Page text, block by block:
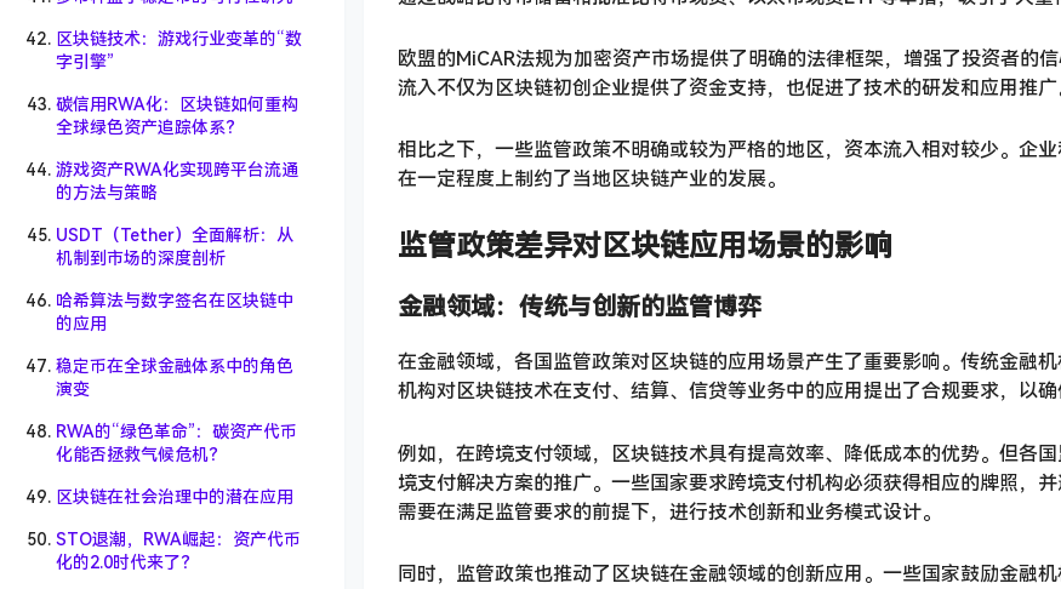
区块链技术：游戏行业变革的“数
字引擎”
碳信用RWA化：区块链如何重构
全球绿色资产追踪体系？
游戏资产RWA化实现跨平台流通
的方法与策略
USDT（Tether）全面解析：从
机制到市场的深度剖析
哈希算法与数字签名在区块链中
的应用
稳定币在全球金融体系中的角色
演变
RWA的“绿色革命”：碳资产代币
化能否拯救气候危机？
区块链在社会治理中的潜在应用
STO退潮，RWA崛起：资产代币
化的2.0时代来了？
欧盟的MiCAR法规为加密资产市场提供了明确的法律框架，增强了投资者的
流入不仅为区块链初创企业提供了资金支持，也促进了技术的研发和应用推广
相比之下，一些监管政策不明确或较为严格的地区，资本流入相对较少。企
在一定程度上制约了当地区块链产业的发展。
监管政策差异对区块链应用场景的影响
金融领域：传统与创新的监管博弈
在金融领域，各国监管政策对区块链的应用场景产生了重要影响。传统金融
机构对区块链技术在支付、结算、信贷等业务中的应用提出了合规要求，以确
例如，在跨境支付领域，区块链技术具有提高效率、降低成本的优势。但各
境支付解决方案的推广。一些国家要求跨境支付机构必须获得相应的牌照，
需要在满足监管要求的前提下，进行技术创新和业务模式设计。
同时，监管政策也推动了区块链在金融领域的创新应用。一些国家鼓励金融